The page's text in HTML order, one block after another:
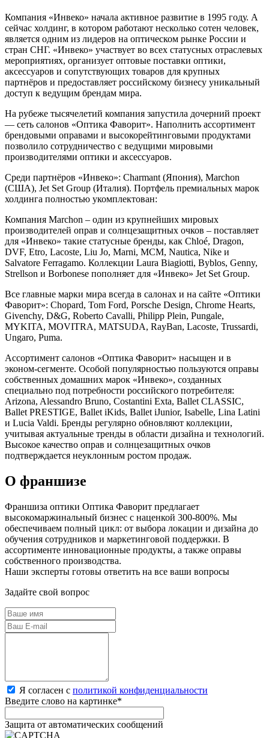
Компания «Инвеко» начала активное развитие в 1995 году. А
сейчас холдинг, в котором работают несколько сотен человек,
является одним из лидеров на оптическом рынке России и
стран СНГ. «Инвеко» участвует во всех статусных отраслевых
мероприятиях, организует оптовые поставки оптики,
аксессуаров и сопутствующих товаров для крупных
партнёров и предоставляет российскому бизнесу уникальный
доступ к ведущим брендам мира.
На рубеже тысячелетий компания запустила дочерний проект
— сеть салонов «Оптика Фаворит». Наполнить ассортимент
брендовыми оправами и высокорейтинговыми продуктами
позволило сотрудничество с ведущими мировыми
производителями оптики и аксессуаров.
Среди партнёров «Инвеко»: Charmant (Япония), Marchon
(США), Jet Set Group (Италия). Портфель премиальных марок
холдинга полностью укомплектован:
Компания Marchon – один из крупнейших мировых
производителей оправ и солнцезащитных очков – поставляет
для «Инвеко» такие статусные бренды, как Chloé, Dragon,
DVF, Etro, Lacoste, Liu Jo, Marni, MCM, Nautica, Nike и
Salvatore Ferragamo. Коллекции Laura Biagiotti, Byblos, Genny,
Strellson и Borbonese пополняет для «Инвеко» Jet Set Group.
Все главные марки мира всегда в салонах и на сайте «Оптики
Фаворит»: Chopard, Tom Ford, Porsche Design, Chrome Hearts,
Givenchy, D&G, Roberto Cavalli, Philipp Plein, Pungale,
MYKITA, MOVITRA, MATSUDA, RayBan, Lacoste, Trussardi,
Ungaro, Puma.
Ассортимент салонов «Оптика Фаворит» насыщен и в
эконом-сегменте. Особой популярностью пользуются оправы
собственных домашних марок «Инвеко», созданных
специально под потребности российского потребителя:
Arizona, Alessandro Bruno, Costantini Exta, Ballet CLASSIC,
Ballet PRESTIGE, Ballet iKids, Ballet iJunior, Isabelle, Lina Latini
и Lucia Valdi. Бренды регулярно обновляют коллекции,
учитывая актуальные тренды в области дизайна и технологий.
Высокое качество оправ и солнцезащитных очков
подтверждается неуклонным ростом продаж.
О франшизе
Франшиза оптики Оптика Фаворит предлагает
высокомаржинальный бизнес с наценкой 300-800%. Мы
обеспечиваем полный цикл: от выбора локации и дизайна до
обучения сотрудников и маркетинговой поддержки. В
ассортименте инновационные продукты, а также оправы
собственного производства.
Наши эксперты готовы ответить на все ваши вопросы
Задайте свой вопрос
Я согласен с политикой конфиденциальности
Введите слово на картинке*
Защита от автоматических сообщений